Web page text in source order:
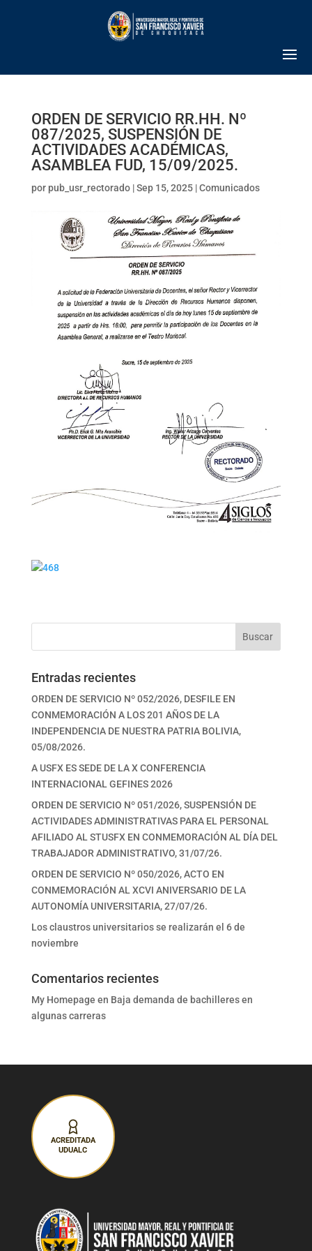
ORDEN DE SERVICIO RR.HH. Nº
087/2025, SUSPENSIÓN DE
ACTIVIDADES ACADÉMICAS,
ASAMBLEA FUD, 15/09/2025.
por pub_usr_rectorado|Sep 15, 2025|Comunicados
Buscar
Entradas recientes
ORDEN DE SERVICIO Nº 052/2026, DESFILE EN
CONMEMORACIÓN A LOS 201 AÑOS DE LA
INDEPENDENCIA DE NUESTRA PATRIA BOLIVIA,
05/08/2026.
A USFX ES SEDE DE LA X CONFERENCIA
INTERNACIONAL GEFINES 2026
ORDEN DE SERVICIO Nº 051/2026, SUSPENSIÓN DE
ACTIVIDADES ADMINISTRATIVAS PARA EL PERSONAL
AFILIADO AL STUSFX EN CONMEMORACIÓN AL DÍA DEL
TRABAJADOR ADMINISTRATIVO, 31/07/26.
ORDEN DE SERVICIO Nº 050/2026, ACTO EN
CONMEMORACIÓN AL XCVI ANIVERSARIO DE LA
AUTONOMÍA UNIVERSITARIA, 27/07/26.
Los claustros universitarios se realizarán el 6 de
noviembre
Comentarios recientes
My Homepage en Baja demanda de bachilleres en
algunas carreras
ACREDITADA
UDUALC